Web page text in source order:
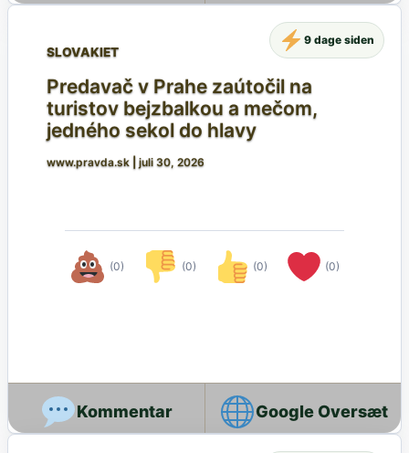
SLOVAKIET
Predavač v Prahe zaútočil na
turistov bejzbalkou a mečom,
jedného sekol do hlavy
www.pravda.sk juli 30, 2026
(0) (0) (0) (0)
9 dage siden
Google Oversæt